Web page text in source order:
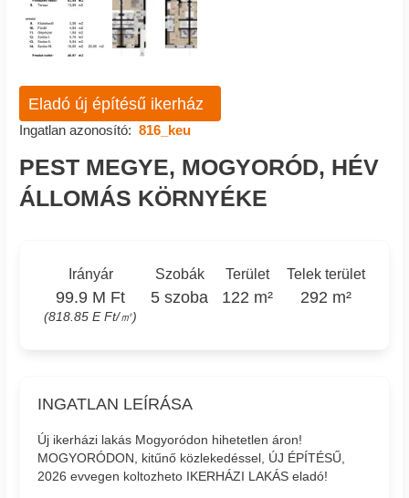
Eladó új építésű ikerház
Ingatlan azonosító: 816_keu
PEST MEGYE, MOGYORÓD, HÉV
ÁLLOMÁS KÖRNYÉKE
Irányár
99.9 M Ft
(818.85 E Ft/㎡)
Szobák
5 szoba
Terület
122 m²
Telek terület
292 m²
INGATLAN LEÍRÁSA
Új ikerházi lakás Mogyoródon hihetetlen áron!
MOGYORÓDON, kitűnő közlekedéssel, ÚJ ÉPÍTÉSŰ,
2026 evvegen koltozheto IKERHÁZI LAKÁS eladó!